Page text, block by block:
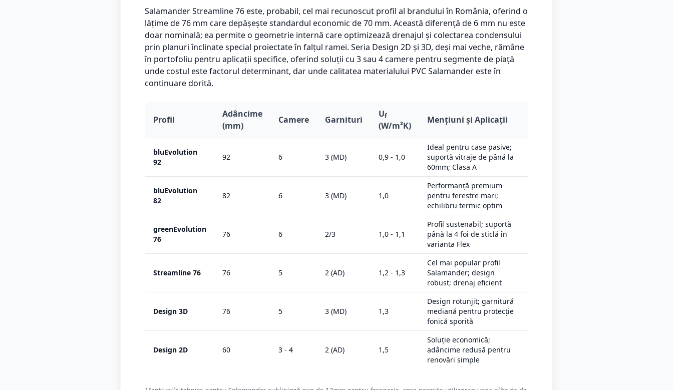
Salamander Streamline 76 este, probabil, cel mai recunoscut profil al brandului în România, oferind o
lățime de 76 mm care depășește standardul economic de 70 mm. Această diferență de 6 mm nu este
doar nominală; ea permite o geometrie internă care optimizează drenajul și colectarea condensului
prin planuri înclinate special proiectate în falțul ramei. Seria Design 2D și 3D, deși mai veche, rămâne
în portofoliu pentru aplicații specifice, oferind soluții cu 3 sau 4 camere pentru segmente de piață
unde costul este factorul determinant, dar unde calitatea materialului PVC Salamander este în
continuare dorită.
Profil
Adâncime
(mm)
Camere Garnituri
Uf
(W/m²K)
Mențiuni și Aplicații
bluEvolution
92
92 6 3 (MD) 0,9 - 1,0
Ideal pentru case pasive;
suportă vitraje de până la
60mm; Clasa A
bluEvolution
82
82 6 3 (MD) 1,0
Performanță premium
pentru ferestre mari;
echilibru termic optim
greenEvolution
76
76 6 2/3 1,0 - 1,1
Profil sustenabil; suportă
până la 4 foi de sticlă în
varianta Flex
Streamline 76 76 5 2 (AD) 1,2 - 1,3
Cel mai popular profil
Salamander; design
robust; drenaj eficient
Design 3D 76 5 3 (MD) 1,3
Design rotunjit; garnitură
mediană pentru protecție
fonică sporită
Design 2D 60 3 - 4 2 (AD) 1,5
Soluție economică;
adâncime redusă pentru
renovări simple